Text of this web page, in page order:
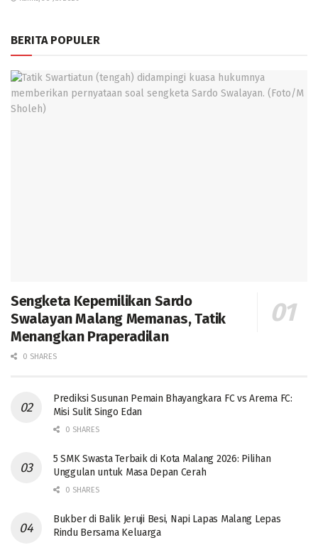
BERITA POPULER
Sengketa Kepemilikan Sardo
Swalayan Malang Memanas, Tatik
Menangkan Praperadilan
0 SHARES
Prediksi Susunan Pemain Bhayangkara FC vs Arema FC:
Misi Sulit Singo Edan
0 SHARES
5 SMK Swasta Terbaik di Kota Malang 2026: Pilihan
Unggulan untuk Masa Depan Cerah
0 SHARES
Bukber di Balik Jeruji Besi, Napi Lapas Malang Lepas
Rindu Bersama Keluarga